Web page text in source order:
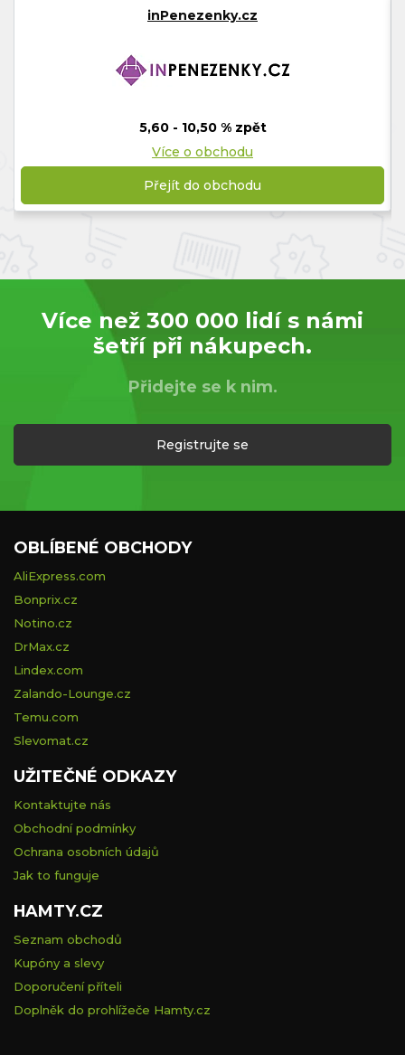
inPenezenky.cz
5,60 - 10,50 % zpět
Více o obchodu
Přejít do obchodu
Více než 300 000 lidí s námi
šetří při nákupech.
Přidejte se k nim.
Registrujte se
OBLÍBENÉ OBCHODY
AliExpress.com
Bonprix.cz
Notino.cz
DrMax.cz
Lindex.com
Zalando-Lounge.cz
Temu.com
Slevomat.cz
UŽITEČNÉ ODKAZY
Kontaktujte nás
Obchodní podmínky
Ochrana osobních údajů
Jak to funguje
HAMTY.CZ
Seznam obchodů
Kupóny a slevy
Doporučení příteli
Doplněk do prohlížeče Hamty.cz